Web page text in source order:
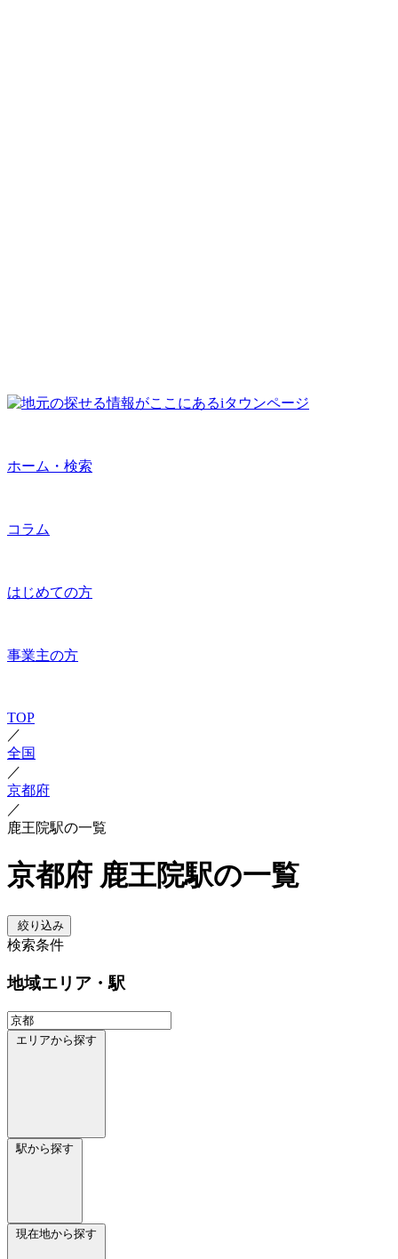
ホーム・検索
コラム
はじめての方
事業主の方
TOP
／
全国
／
京都府
／
鹿王院駅の一覧
京都府 鹿王院駅の一覧
絞り込み
検索条件
地域エリア・駅
エリアから探す
駅から探す
現在地から探す